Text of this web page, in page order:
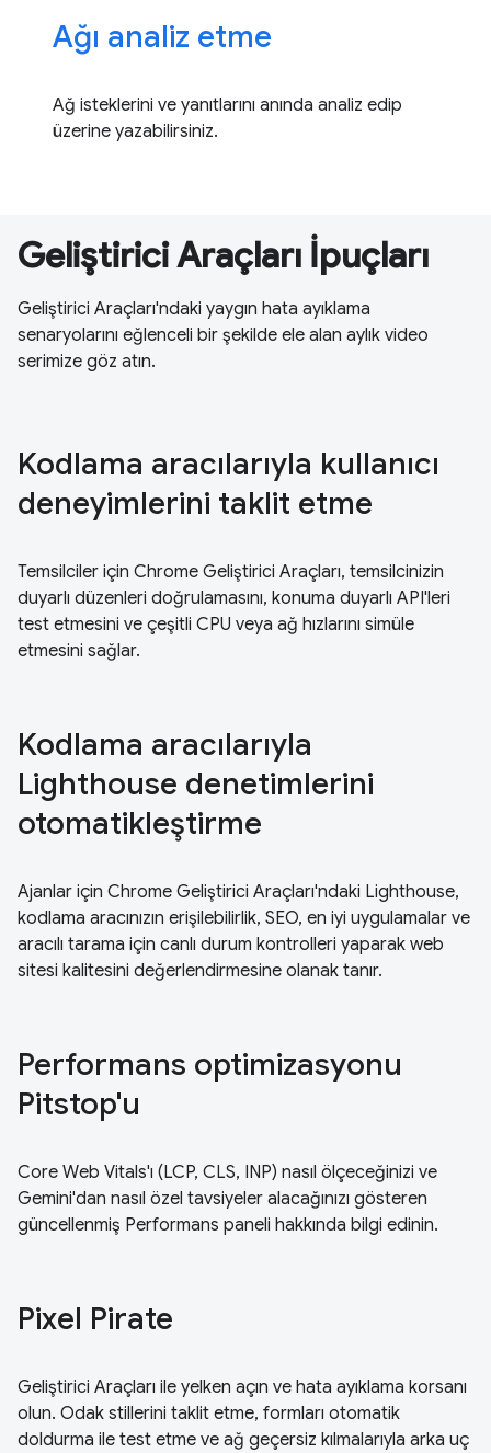
Ağı analiz etme
Ağ isteklerini ve yanıtlarını anında analiz edip
üzerine yazabilirsiniz.
Geliştirici Araçları İpuçları
Geliştirici Araçları'ndaki yaygın hata ayıklama
senaryolarını eğlenceli bir şekilde ele alan aylık video
serimize göz atın.
Kodlama aracılarıyla kullanıcı
deneyimlerini taklit etme
Temsilciler için Chrome Geliştirici Araçları, temsilcinizin
duyarlı düzenleri doğrulamasını, konuma duyarlı API'leri
test etmesini ve çeşitli CPU veya ağ hızlarını simüle
etmesini sağlar.
Kodlama aracılarıyla
Lighthouse denetimlerini
otomatikleştirme
Ajanlar için Chrome Geliştirici Araçları'ndaki Lighthouse,
kodlama aracınızın erişilebilirlik, SEO, en iyi uygulamalar ve
aracılı tarama için canlı durum kontrolleri yaparak web
sitesi kalitesini değerlendirmesine olanak tanır.
Performans optimizasyonu
Pitstop'u
Core Web Vitals'ı (LCP, CLS, INP) nasıl ölçeceğinizi ve
Gemini'dan nasıl özel tavsiyeler alacağınızı gösteren
güncellenmiş Performans paneli hakkında bilgi edinin.
Pixel Pirate
Geliştirici Araçları ile yelken açın ve hata ayıklama korsanı
olun. Odak stillerini taklit etme, formları otomatik
doldurma ile test etme ve ağ geçersiz kılmalarıyla arka uç